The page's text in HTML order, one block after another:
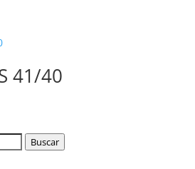
41/40
Buscar